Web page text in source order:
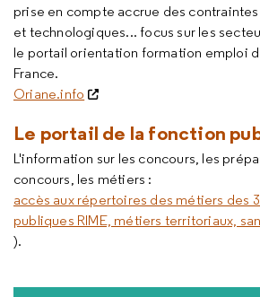
prise en compte accrue des
et technologiques... focus sur les
le portail orientation formation emploi
France.
Oriane.info
Le portail de la fonction
L'information sur les concours, les
concours, les métiers :
accès aux répertoires des métiers des
publiques RIME, métiers territoriaux,
).